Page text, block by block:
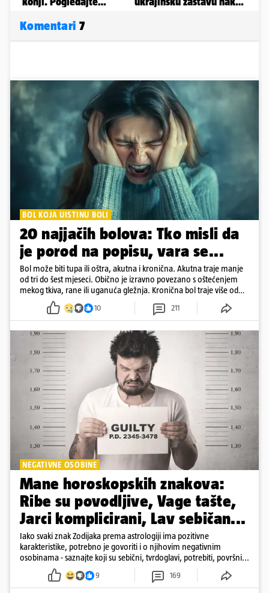
Komentari 7
BOL KOJA UISTINU BOLI
20 najjačih bolova: Tko misli da
je porod na popisu, vara se...
Bol može biti tupa ili oštra, akutna i kronična. Akutna traje manje
od tri do šest mjeseci. Obično je izravno povezano s oštećenjem
mekog tkiva, rane ili uganuća gležnja. Kronična bol traje više od
šest mjeseci
10 211
NEGATIVNE OSOBINE
Mane horoskopskih znakova:
Ribe su povodljive, Vage tašte,
Jarci komplicirani, Lav sebičan...
Iako svaki znak Zodijaka prema astrologiji ima pozitivne
karakteristike, potrebno je govoriti i o njihovim negativnim
osobinama - saznajte koji su sebični, tvrdoglavi, potrebiti, površni...
9 169